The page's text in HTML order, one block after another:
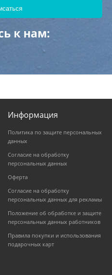
к нам:
Информация
Политика по защите персональных
данных
Согласие на обработку
персональных данных
Оферта
Согласие на обработку
персональных данных для рекламы
Положение об обработке и защите
персональных данных работников
Правила покупки и использования
подарочных карт